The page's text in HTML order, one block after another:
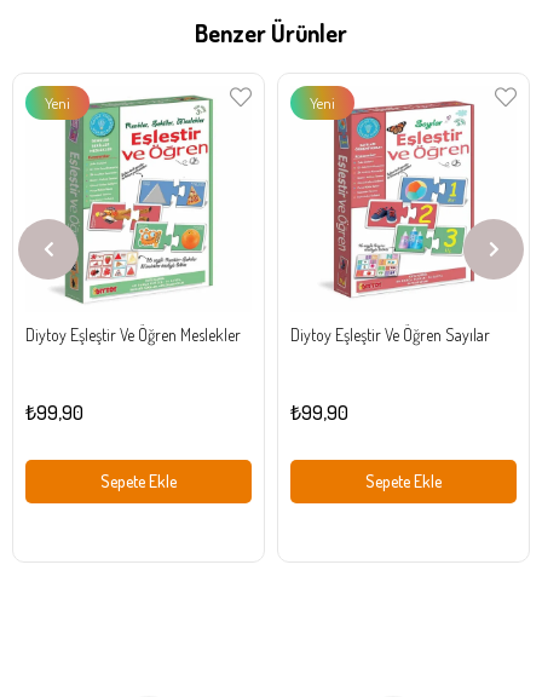
Benzer Ürünler
Diytoy Eşleştir Ve Öğren Meslekler
₺99,90
Sepete Ekle
Yeni
Ürün
Diytoy Eşleştir Ve Öğren Sayılar
₺99,90
Sepete Ekle
Yeni
Ürün